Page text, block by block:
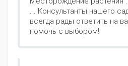
. . Консультанты нашего
всегда рады ответить на
помочь с выбором!